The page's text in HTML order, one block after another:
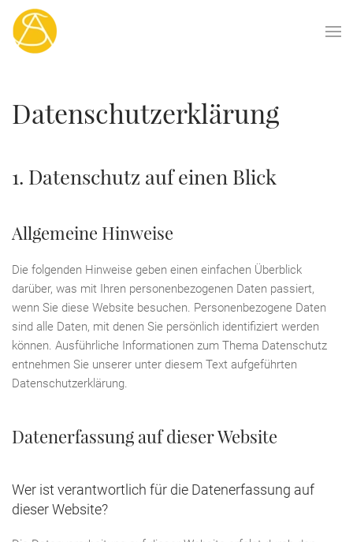
Skip
to
Datenschutz­erklärung
1. Datenschutz auf einen Blick
Allgemeine Hinweise
Die folgenden Hinweise geben einen einfachen Überblick
darüber, was mit Ihren personenbezogenen Daten passiert,
wenn Sie diese Website besuchen. Personenbezogene Daten
sind alle Daten, mit denen Sie persönlich identifiziert werden
können. Ausführliche Informationen zum Thema Datenschutz
entnehmen Sie unserer unter diesem Text aufgeführten
Datenschutzerklärung.
Datenerfassung auf dieser Website
Wer ist verantwortlich für die Datenerfassung auf
dieser Website?